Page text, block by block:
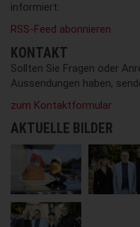
informiert:
RSS-Feed abonnieren
KONTAKT
Sollten Sie Fragen oder
Aussendungen haben,
zum Kontaktformular
AKTUELLE BILDER